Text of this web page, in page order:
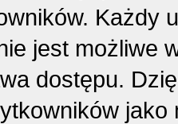
Każdy
jest możliwe
dostępu.